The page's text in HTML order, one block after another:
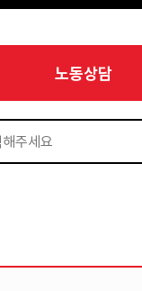
노동상담